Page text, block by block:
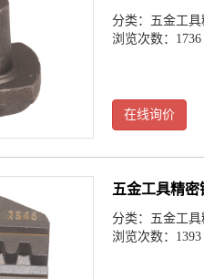
分类： 五金工
浏览次数：1736
在线询价
五金工具精密
分类： 五金工
浏览次数：1393